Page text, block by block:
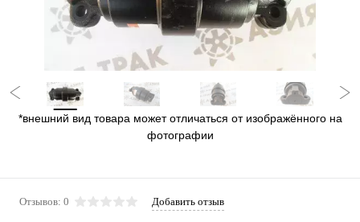
*внешний вид товара может отличаться от изображённого на
фотографии
Отзывов: 0 Добавить отзыв